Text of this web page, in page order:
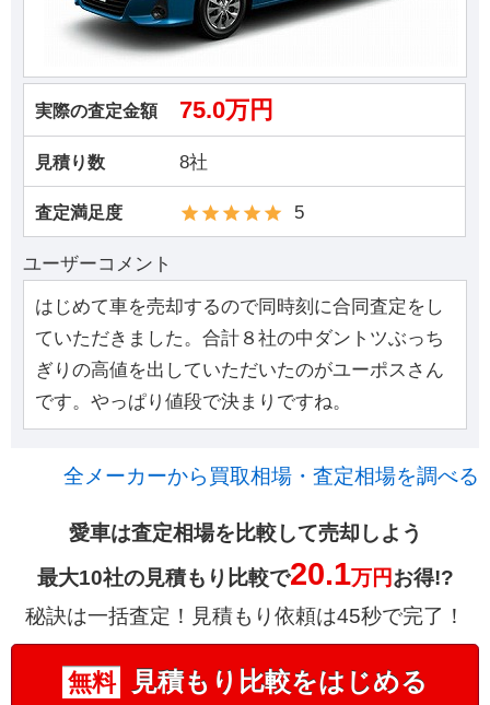
実際の査定金額 75.0万円
見積り数 8社
査定満足度 5
ユーザーコメント
はじめて車を売却するので同時刻に合同査定をし
ていただきました。合計８社の中ダントツぶっち
ぎりの高値を出していただいたのがユーポスさん
です。やっぱり値段で決まりですね。
全メーカーから買取相場・査定相場を調べる
愛車は査定相場を比較して売却しよう
最大10社の見積もり比較で20.1万円お得!?
秘訣は一括査定！見積もり依頼は45秒で完了！
無料 見積もり比較をはじめる